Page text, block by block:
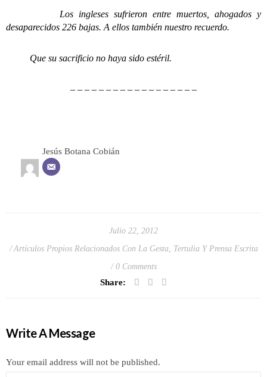
Los ingleses sufrieron entre muertos, ahogados y
desaparecidos 226 bajas. A ellos también nuestro recuerdo.
Que su sacrificio no haya sido estéril.
– – – – – – – – – – – – – – – – – –
Jesús Botana Cobián
Julio 22, 2012
Artículos Propios Relacionados Con La Gesta, Tertulia Y Prensa Escrita
0 Comments
Share:
Write A Message
Your email address will not be published.